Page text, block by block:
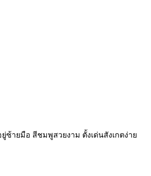
ซ้ายมือ สีชมพูสวยงาม ตั้งเด่นสังเกตง่าย